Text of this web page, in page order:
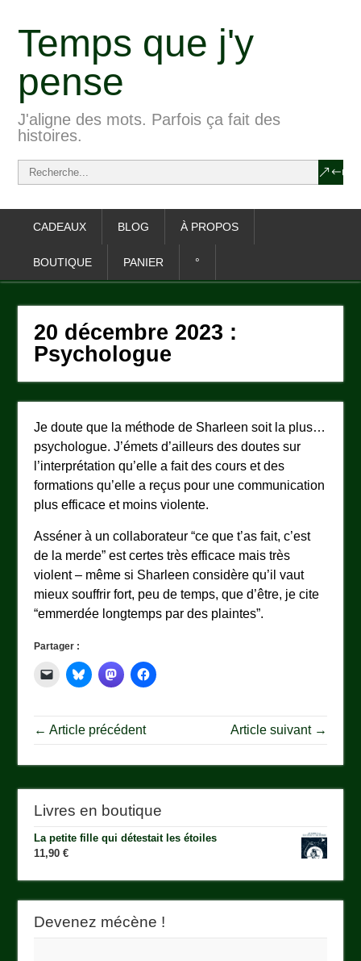
Temps que j'y
pense
J'aligne des mots. Parfois ça fait des
histoires.
CADEAUX BLOG À PROPOS
BOUTIQUE PANIER °
20 décembre 2023 :
Psychologue
Je doute que la méthode de Sharleen soit la plus…
psychologue. J’émets d’ailleurs des doutes sur
l’interprétation qu’elle a fait des cours et des
formations qu’elle a reçus pour une communication
plus efficace et moins violente.
Asséner à un collaborateur “ce que t’as fait, c’est
de la merde” est certes très efficace mais très
violent – même si Sharleen considère qu’il vaut
mieux souffrir fort, peu de temps, que d’être, je cite
“emmerdée longtemps par des plaintes”.
Partager :
← Article précédent Article suivant →
Livres en boutique
La petite fille qui détestait les étoiles
11,90€
Devenez mécène !